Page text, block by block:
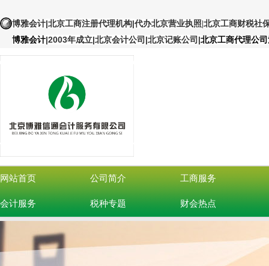
博雅会计|北京工商注册代理机构|代办北京营业执照 |北京工商财税社
博雅会计|2003年成立|北京会计公司|北京记账公司 |北京工商代理公
网站首页 公司简介 工商服务
会计服务 税种专题 财会热点